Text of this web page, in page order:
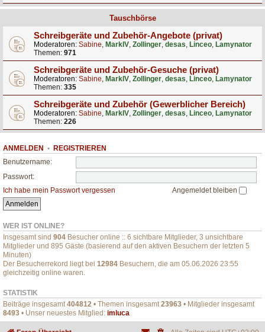
Tauschbörse
Schreibgeräte und Zubehör-Angebote (privat)
Moderatoren: Sabine, MarkIV, Zollinger, desas, Linceo, Lamynator
Themen: 971
Schreibgeräte und Zubehör-Gesuche (privat)
Moderatoren: Sabine, MarkIV, Zollinger, desas, Linceo, Lamynator
Themen: 335
Schreibgeräte und Zubehör (Gewerblicher Bereich)
Moderatoren: Sabine, MarkIV, Zollinger, desas, Linceo, Lamynator
Themen: 226
ANMELDEN • REGISTRIEREN
Benutzername:
Passwort:
Ich habe mein Passwort vergessen
Angemeldet bleiben
WER IST ONLINE?
Insgesamt sind 904 Besucher online :: 6 sichtbare Mitglieder, 3 unsichtbare
Mitglieder und 895 Gäste (basierend auf den aktiven Besuchern der letzten 5
Minuten)
Der Besucherrekord liegt bei 12984 Besuchern, die am 05.06.2026 23:55
gleichzeitig online waren.
STATISTIK
Beiträge insgesamt404812 • Themen insgesamt23963 • Mitglieder insgesamt
8493 • Unser neuestes Mitglied: imluca